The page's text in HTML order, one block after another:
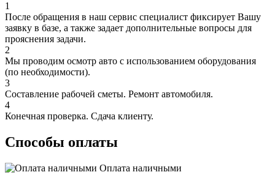
1
После обращения в наш сервис специалист фиксирует Вашу
заявку в базе, а также задает дополнительные вопросы для
прояснения задачи.
2
Мы проводим осмотр авто с использованием оборудования
(по необходимости).
3
Составление рабочей сметы. Ремонт автомобиля.
4
Конечная проверка. Сдача клиенту.
Способы оплаты
Оплата наличными